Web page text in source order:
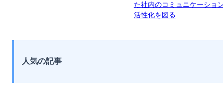
た社内のコミュニケーショ
活性化を図る
人気の記事